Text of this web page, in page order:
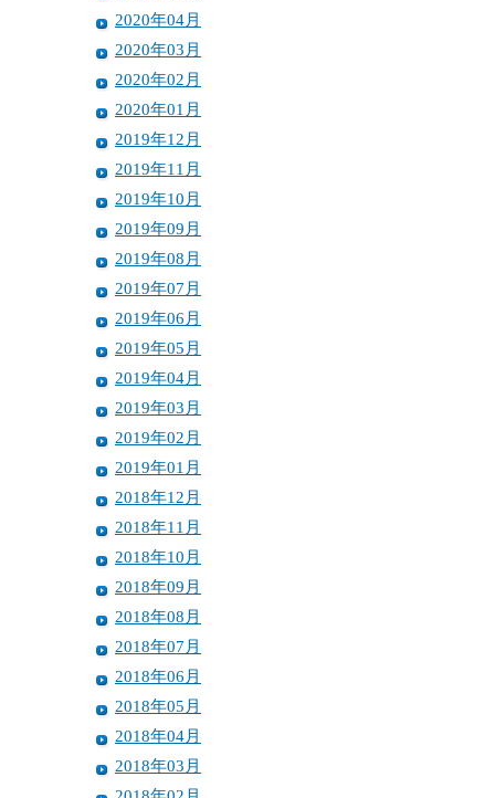
2020年04月
2020年03月
2020年02月
2020年01月
2019年12月
2019年11月
2019年10月
2019年09月
2019年08月
2019年07月
2019年06月
2019年05月
2019年04月
2019年03月
2019年02月
2019年01月
2018年12月
2018年11月
2018年10月
2018年09月
2018年08月
2018年07月
2018年06月
2018年05月
2018年04月
2018年03月